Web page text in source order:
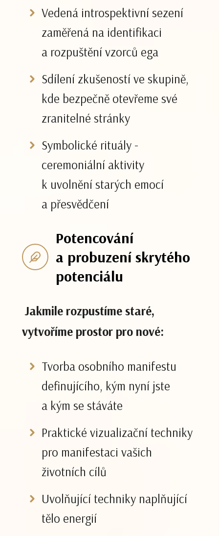
Vedená introspektivní sezení
zaměřená na identifikaci
a rozpuštění vzorců ega
Sdílení zkušeností ve skupině,
kde bezpečně otevřeme své
zranitelné stránky
Symbolické rituály -
ceremoniální aktivity
k uvolnění starých emocí
a přesvědčení
Potencování
a probuzení skrytého
potenciálu
Jakmile rozpustíme staré,
vytvoříme prostor pro nové:
Tvorba osobního manifestu
definujícího, kým nyní jste
a kým se stáváte
Praktické vizualizační techniky
pro manifestaci vašich
životních cílů
Uvolňující techniky naplňující
tělo energií